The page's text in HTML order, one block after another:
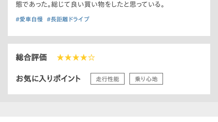
態であった。総じて良い買い物をしたと思っている。
#愛車自慢 #長距離ドライブ
総合評価 ★★★★☆
お気に入りポイント 走行性能 乗り心地